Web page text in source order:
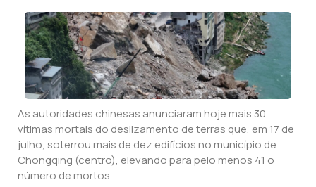
As autoridades chinesas anunciaram hoje mais 30
vítimas mortais do deslizamento de terras que, em 17 de
julho, soterrou mais de dez edifícios no município de
Chongqing (centro), elevando para pelo menos 41 o
número de mortos.